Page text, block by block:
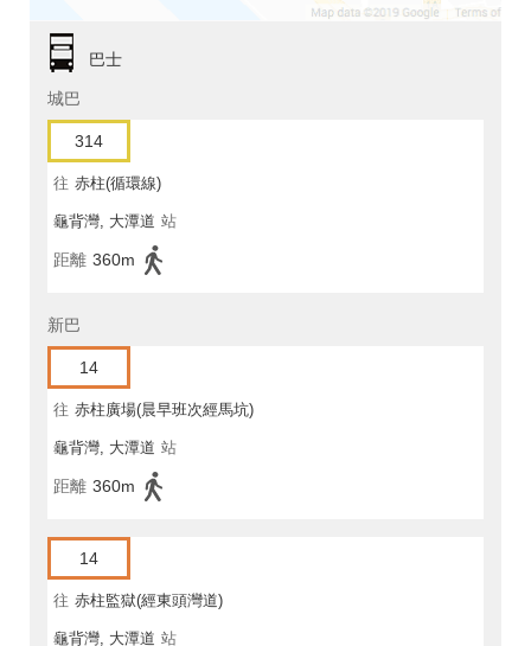
巴士
城巴
314
往 赤柱(循環線)
龜背灣, 大潭道 站
距離 360m
新巴
14
往 赤柱廣場(晨早班次經馬坑)
龜背灣, 大潭道 站
距離 360m
14
往 赤柱監獄(經東頭灣道)
龜背灣, 大潭道 站